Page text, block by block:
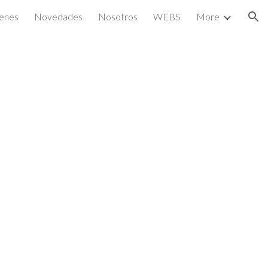
Novedades Nosotros WEBS More